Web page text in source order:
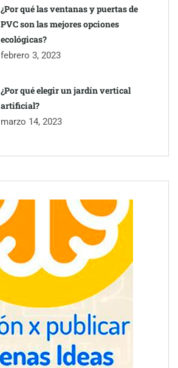
¿Por qué las ventanas y puertas de
PVC son las mejores opciones
ecológicas?
febrero 3, 2023
¿Por qué elegir un jardín vertical
artificial?
marzo 14, 2023